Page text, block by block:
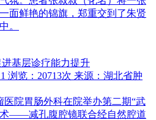
面鲜艳的锦旗，郑重交到了朱贤
。
基层诊疗能力提升
浏览：20713次 来源：湖北省肿
医院胃肠外科在院举办第二期“武
——减孔腹腔镜联合经自然腔道